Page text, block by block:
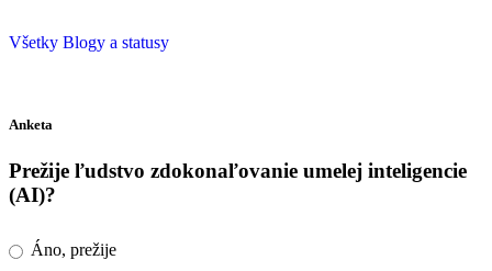
Všetky Blogy a statusy
Anketa
Prežije ľudstvo zdokonaľovanie umelej inteligencie
(AI)?
Áno, prežije